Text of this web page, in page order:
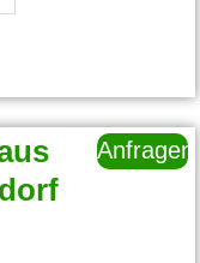
Anfragen